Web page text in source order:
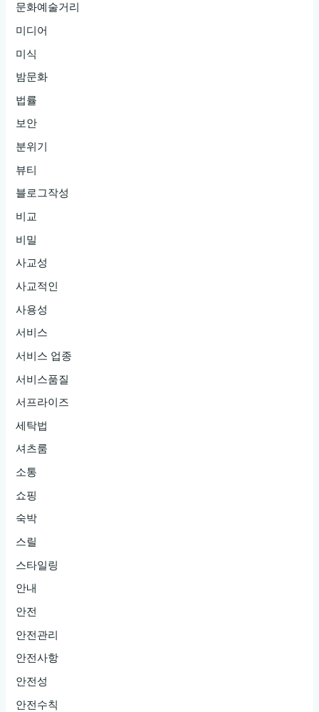
문화예술거리
미디어
미식
밤문화
법률
보안
분위기
뷰티
블로그작성
비교
비밀
사교성
사교적인
사용성
서비스
서비스 업종
서비스품질
서프라이즈
세탁법
셔츠룸
소통
쇼핑
숙박
스릴
스타일링
안내
안전
안전관리
안전사항
안전성
안전수칙